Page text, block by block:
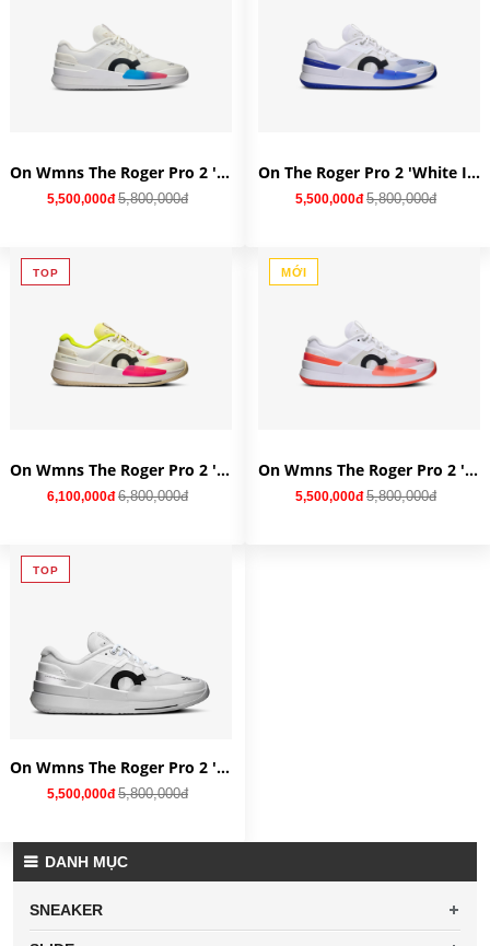
On Wmns The Roger Pro 2 'White Malibu' 3WE10332840
5,500,000đ 5,800,000đ
On The Roger Pro 2 'White Indigo' 3ME10300629
5,500,000đ 5,800,000đ
TOP
On Wmns The Roger Pro 2 'White Lime' 3WE10332929
6,100,000đ 6,800,000đ
MỚI
On Wmns The Roger Pro 2 'White Flame' 3WE10330256
5,500,000đ 5,800,000đ
TOP
On Wmns The Roger Pro 2 'All White' 3WE10330108
5,500,000đ 5,800,000đ
DANH MỤC
SNEAKER